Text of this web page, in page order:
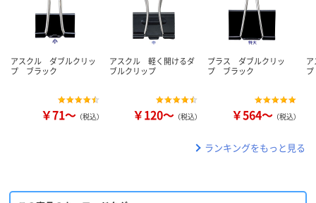
アスクル ダブルクリッ
プ ブラック
￥71～ （税込）
アスクル 軽く開けるダ
ブルクリップ
￥120～ （税込）
プラス ダブルクリッ
プ ブラック
￥564～ （税込）
ランキングをもっと見る